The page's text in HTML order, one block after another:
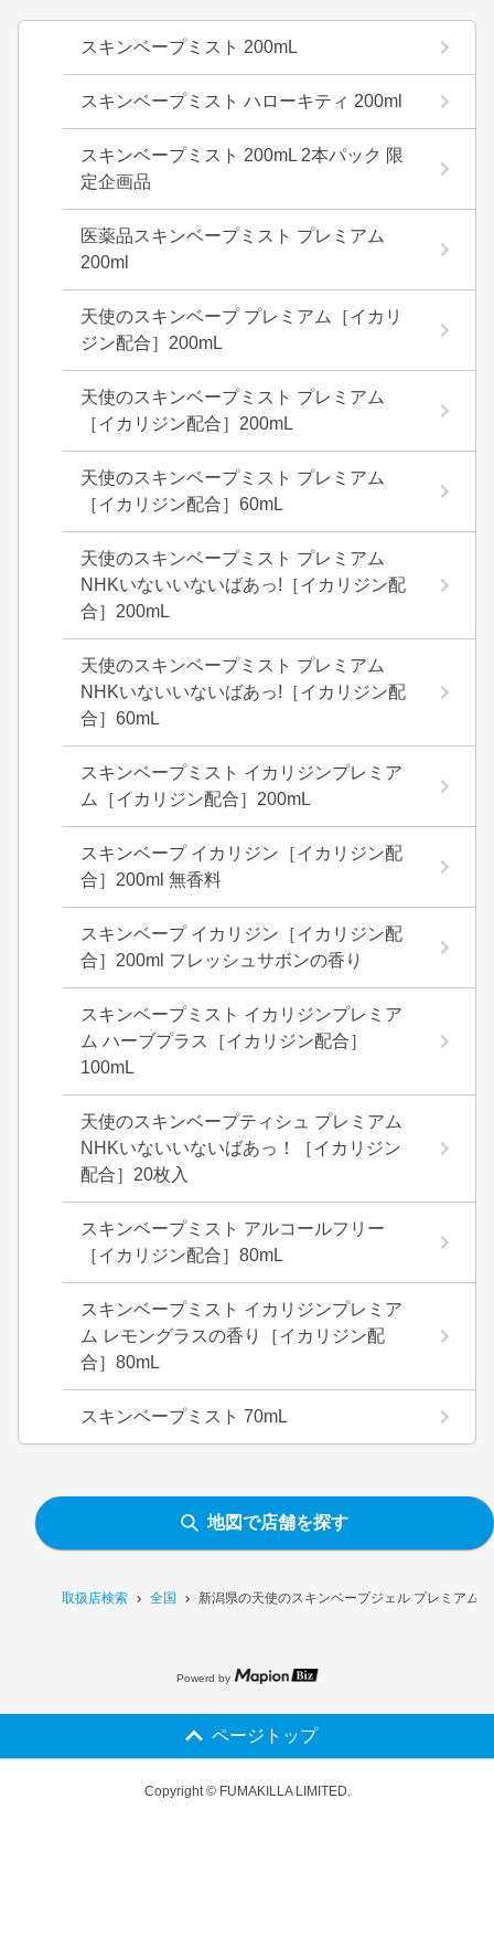
取扱店検索 全国 新潟県の天使のスキンベープジェル プレミアム
スキンベープミスト 200mL
スキンベープミスト ハローキティ 200ml
スキンベープミスト 200mL 2本パック 限
定企画品
医薬品スキンベープミスト プレミアム
200ml
天使のスキンベープ プレミアム［イカリ
ジン配合］200mL
天使のスキンベープミスト プレミアム
［イカリジン配合］200mL
天使のスキンベープミスト プレミアム
［イカリジン配合］60mL
天使のスキンベープミスト プレミアム
NHKいないいないばあっ!［イカリジン配
合］200mL
天使のスキンベープミスト プレミアム
NHKいないいないばあっ!［イカリジン配
合］60mL
スキンベープミスト イカリジンプレミア
ム［イカリジン配合］200mL
スキンベープ イカリジン［イカリジン配
合］200ml 無香料
スキンベープ イカリジン［イカリジン配
合］200ml フレッシュサボンの香り
スキンベープミスト イカリジンプレミア
ム ハーブプラス［イカリジン配合］
100mL
天使のスキンベープティシュ プレミアム
NHKいないいないばあっ！［イカリジン
配合］20枚入
スキンベープミスト アルコールフリー
［イカリジン配合］80mL
スキンベープミスト イカリジンプレミア
ム レモングラスの香り［イカリジン配
合］80mL
スキンベープミスト 70mL
地図で店舗を探す
Powerd by
ページトップ
Copyright © FUMAKILLA LIMITED.